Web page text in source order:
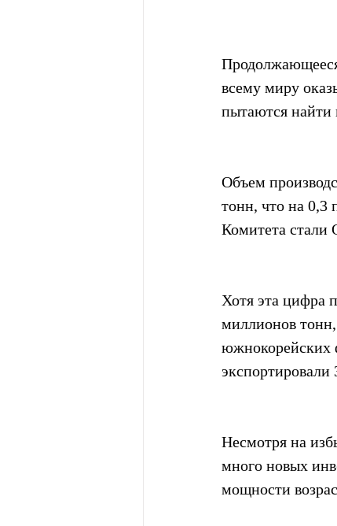
всему миру
пытаются найти
Объем
тонн, что на 0,3
Комитета стали
Хотя эта цифра
миллионов
южнокорейских
Несмотря на
много новых
мощности